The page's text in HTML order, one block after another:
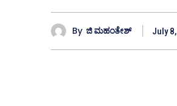
By ಜಿ ಮಹಂತೇಶ್ July